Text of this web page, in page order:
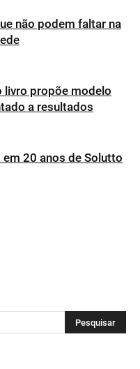
não podem faltar na
livro propõe modelo
a resultados
20 anos de Solutto